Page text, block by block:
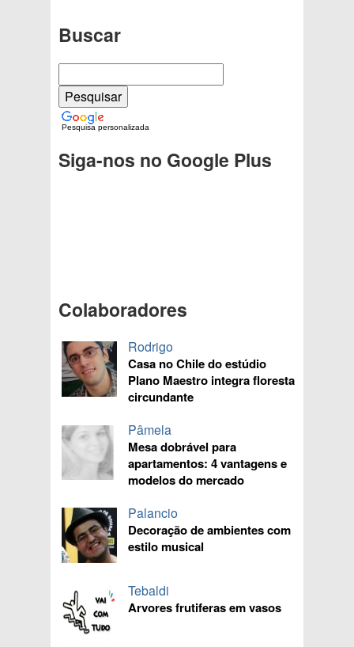
Buscar
Pesquisa personalizada
Siga-nos no Google Plus
Colaboradores
Rodrigo
Casa no Chile do estúdio
Plano Maestro integra floresta
circundante
Pâmela
Mesa dobrável para
apartamentos: 4 vantagens e
modelos do mercado
Palancio
Decoração de ambientes com
estilo musical
Tebaldi
Arvores frutiferas em vasos